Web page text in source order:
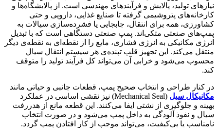
نیازهای تولید، پالایش و فرآیندهای مهندسی است. از پالایشگاه‌ها و
کارخانه‌های پتروشیمی گرفته تا صنایع غذایی، دارویی و حتی
کشاورزی، همه برای انتقال، جابجایی یا فشرده‌سازی سیالات به
پمپ‌های صنعتی متکی‌اند. پمپ صنعتی دستگاهی است که با تبدیل
انرژی مکانیکی به انرژی فشاری، مایع را از نقطه‌ای به نقطه‌ی دیگر
منتقل می‌کند. این تجهیز قلب تپنده‌ی هر سیستم انتقال سیال
محسوب می‌شود و خرابی آن می‌تواند کل فرآیند تولید را متوقف
کند.
در کنار طراحی و انتخاب صحیح پمپ، قطعات جانبی و حیاتی مانند
مکانیکال سیل
(Mechanical Seal) نیز نقشی اساسی در عملکرد
بهینه و جلوگیری از نشتی ایفا می‌کنند. این قطعه مانع از هدررفت
سیال و نفوذ آلودگی به داخل پمپ می‌شود و در صورت انتخاب
نامناسب یا بی‌کیفیت، می‌تواند موجب از کار افتادن پمپ گردد.